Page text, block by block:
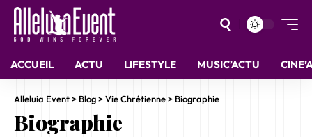
ACCUEIL ACTU LIFESTYLE MUSIC’ACTU
Alleluia Event> Blog>Vie Chrétienne> Biographie
Biographie